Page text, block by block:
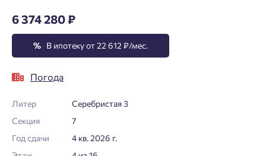
6 374 280 ₽
% В ипотеку от 22 612 ₽/мес.
Погода
Литер
Серебристая 3
Секция
7
Год сдачи
4 кв. 2026 г.